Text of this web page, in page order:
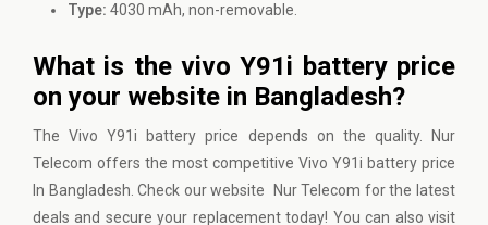
Type: 4030 mAh, non-removable.
What is the vivo Y91i battery price
on your website in Bangladesh?
The Vivo Y91i battery price depends on the quality.
Nur
Telecom offers the most competitive Vivo Y91i battery price
In Bangladesh. Check our website Nur Telecom for the latest
deals and secure your replacement today! You can also visit